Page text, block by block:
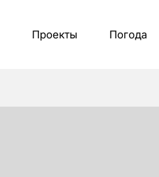
Проекты Погода